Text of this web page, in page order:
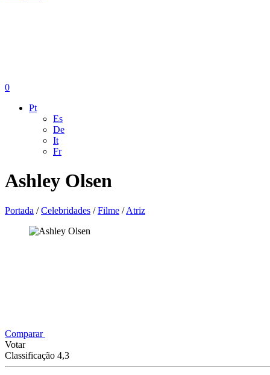
0
Pt
Es
De
It
Fr
Ashley Olsen
Portada /Celebridades /Filme /Atriz
Comparar
Votar
Classificação 4,3